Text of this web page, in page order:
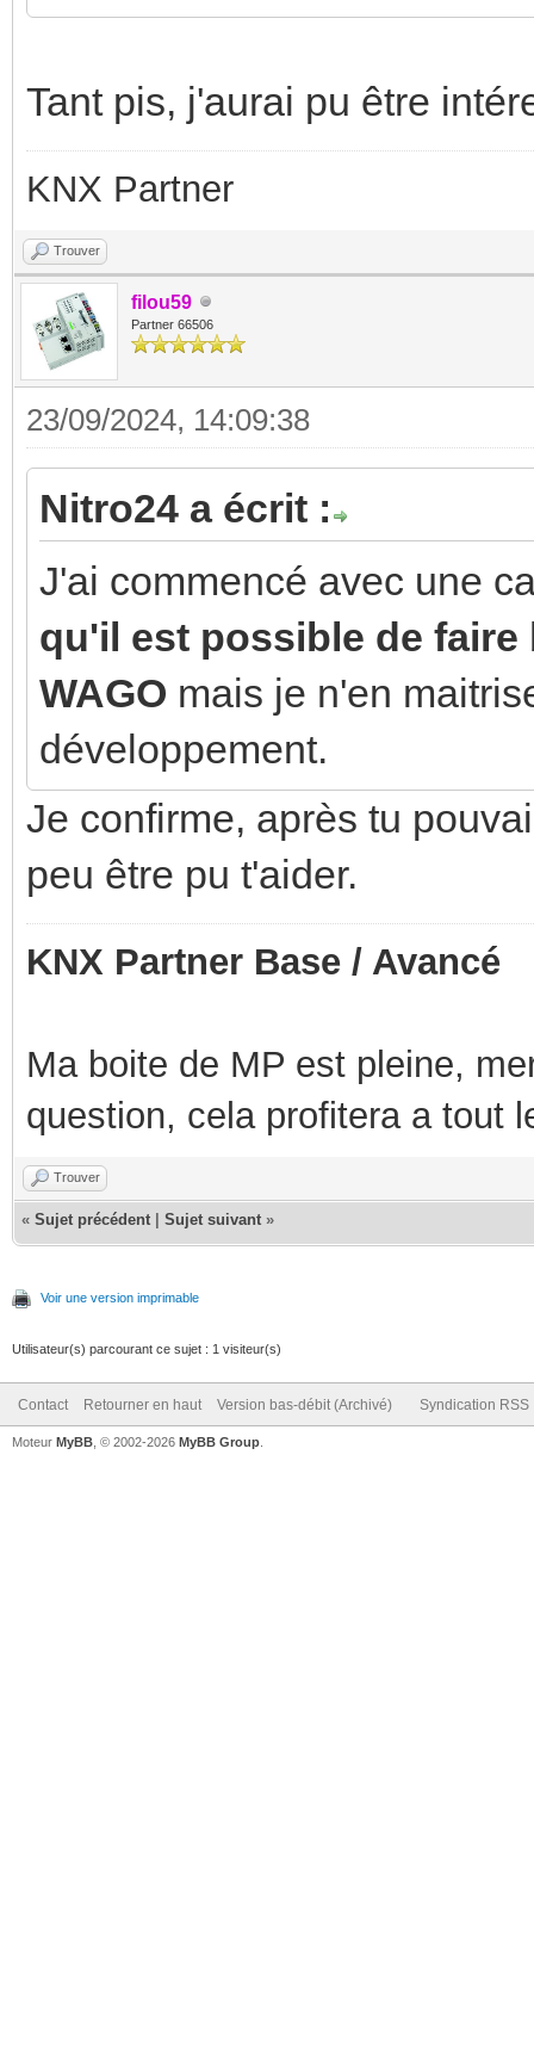
Tant pis, j'aurai pu être
KNX Partner
Trouver
filou59
Partner 66506
23/09/2024, 14:09:38
Nitro24 a écrit :
J'ai commencé avec une
qu'il est possible de
WAGO mais je n'en
développement.
Je confirme, après tu
peu être pu t'aider.
KNX Partner Base / Avancé
Ma boite de MP est pleine,
question, cela profitera a tout
Trouver
« Sujet précédent Sujet suivant »
Voir une version imprimable
Utilisateur(s) parcourant ce sujet : 1 visiteur(s)
Contact Retourner en haut Version bas-débit (Archivé) Syndication RSS
Moteur MyBB , © 2002-2026 MyBB Group